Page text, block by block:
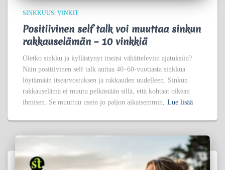
SINKKUUS VINKIT
Positiivinen self talk voi muuttaa sinkun
rakkauselämän – 10 vinkkiä
Oletko sinkku ja kyllästynyt itseäsi vähätteleviin ajatuksiin?
Näin positiivinen self talk auttaa 40–60-vuotiasta sinkkua
löytämään itsearvostuksen ja rakkauden uudelleen. Sinkun
rakkauselämä ei muutu pelkästään sillä, että kohtaat oikean
ihmisen. Se muuttuu usein jo paljon aikaisemmin,
Lue lisää